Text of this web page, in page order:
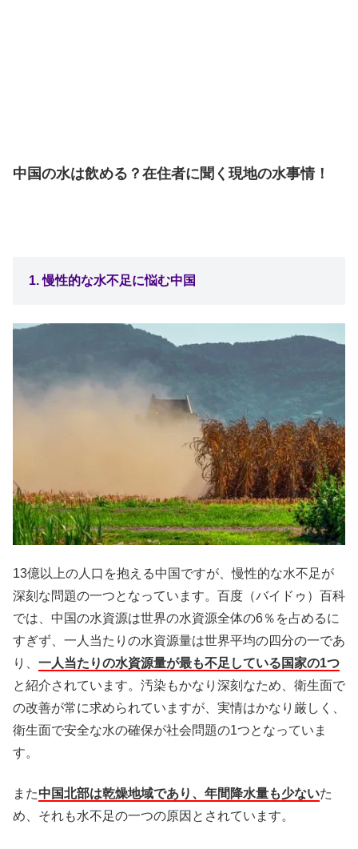
中国の水は飲める？在住者に聞く現地の水事情！
1. 慢性的な水不足に悩む中国
13億以上の人口を抱える中国ですが、慢性的な水不足が
深刻な問題の一つとなっています。百度（バイドゥ）百科
では、中国の水資源は世界の水資源全体の6％を占めるに
すぎず、一人当たりの水資源量は世界平均の四分の一であ
り、 一人当たりの水資源量が最も不足している国家の1つ
と紹介されています。汚染もかなり深刻なため、衛生面で
の改善が常に求められていますが、実情はかなり厳しく、
衛生面で安全な水の確保が社会問題の1つとなっていま
す。
また中国北部は乾燥地域であり、年間降水量も少ないた
め、それも水不足の一つの原因とされています。